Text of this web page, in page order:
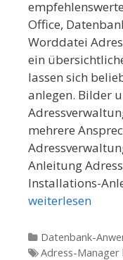
Office,
Worddatei
ein
lassen sich
anlegen. Bilder
mehrere
Anleitung
Installations-
weiterlesen
Kategorien
Datenbank-
Tags
Adress-